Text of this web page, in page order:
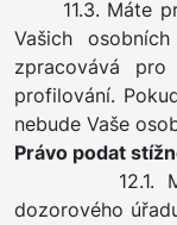
11.3. Máte
Vašich
zpracovává
profilování.
nebude Vaše
Právo podat
12.1. Máte
dozorového